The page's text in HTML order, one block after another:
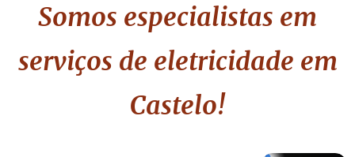
Somos especialistas em
serviços de eletricidade em
Castelo!